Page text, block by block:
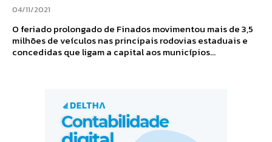
04/11/2021
O feriado prolongado de Finados movimentou mais de 3,5
milhões de veículos nas principais rodovias estaduais e
concedidas que ligam a capital aos municípios...